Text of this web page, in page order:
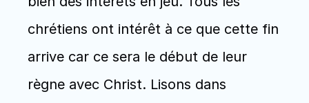
chrétiens ont intérêt à ce que cette fin
arrive car ce sera le début de leur
règne avec Christ. Lisons dans